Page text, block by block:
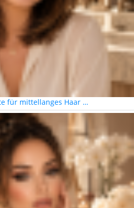
für mittellanges Haar …